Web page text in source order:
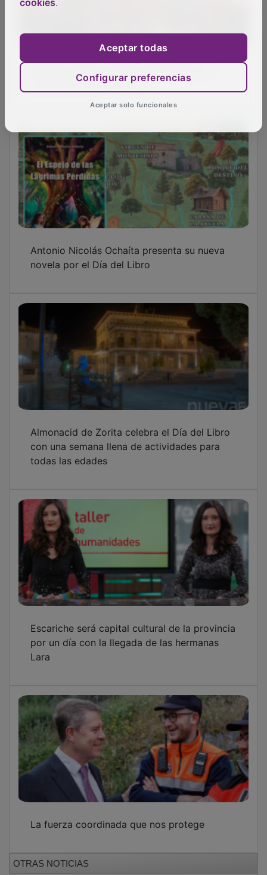
novela por el Día del Libro
Almonacid de Zorita celebra el Día del Libro
con una semana llena de actividades para
todas las edades
Escariche será capital cultural de la provincia
por un día con la llegada de las hermanas
La fuerza coordinada que nos protege
OTRAS NOTICIAS
GUADA TV MEDIA
PUBLICIDAD
cookies.
Aceptar todas
Configurar preferencias
Aceptar solo funcionales